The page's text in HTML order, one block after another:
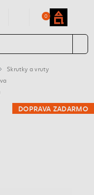
0
Skrutky a vruty
DOPRAVA ZADARMO